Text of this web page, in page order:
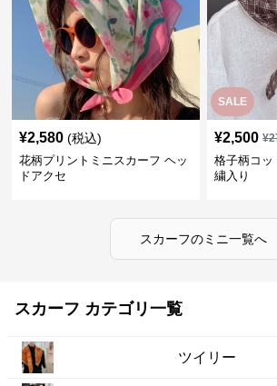
¥2,580 (税込)
花柄プリントミニスカーフ ヘッ
ドアクセ
SALE
¥2,500 ¥
格子柄コッ
繍入り
スカーフのミニ一覧へ
スカーフ カテゴリ一覧
ツイリー